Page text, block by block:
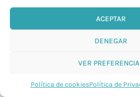
ACEPTAR
DENEGAR
VER
Política de cookiesPolítica de
Una vez hagas tu
llegará un correo con el
compra y un segundo
puede llegar al instante o
de 15 minutos y no